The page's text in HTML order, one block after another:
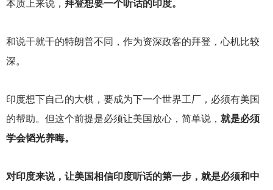
本质上来说， 拜登想要一个听话的印度。
和说干就干的特朗普不同，作为资深政客的拜登，心机比较
深。
印度想下自己的大棋，要成为下一个世界工厂，必须有美国
的帮助。但这个前提是必须让美国放心，简单说， 就是必须
学会韬光养晦。
对印度来说，让美国相信印度听话的第一步，就是必须和中